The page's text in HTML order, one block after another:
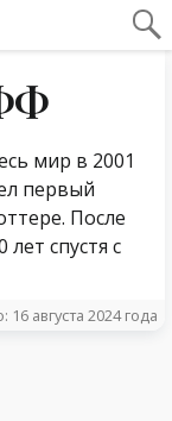
мир в 2001
первый
После
спустя с
августа 2024 года